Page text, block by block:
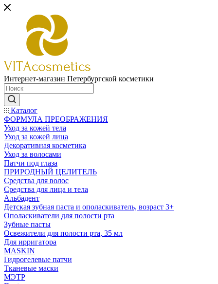
Интернет-магазин Петербургской косметики
Каталог
ФОРМУЛА ПРЕОБРАЖЕНИЯ
Уход за кожей тела
Уход за кожей лица
Декоративная косметика
Уход за волосами
Патчи под глаза
ПРИРОДНЫЙ ЦЕЛИТЕЛЬ
Средства для волос
Средства для лица и тела
Альбадент
Детская зубная паста и ополаскиватель, возраст 3+
Ополаскиватели для полости рта
Зубные пасты
Освежители для полости рта, 35 мл
Для ирригатора
MASKIN
Гидрогелевые патчи
Тканевые маски
МЭТР